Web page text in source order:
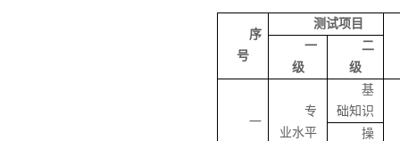
序
号
测试项目
一
级
二
级
一
专
业水平
基
础知识
操